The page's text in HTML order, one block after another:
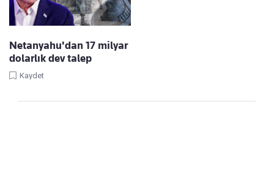
Netanyahu'dan 17 milyar
dolarlık dev talep
Kaydet